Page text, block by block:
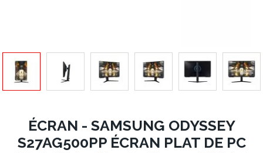
ÉCRAN - SAMSUNG ODYSSEY
S27AG500PP ÉCRAN PLAT DE PC